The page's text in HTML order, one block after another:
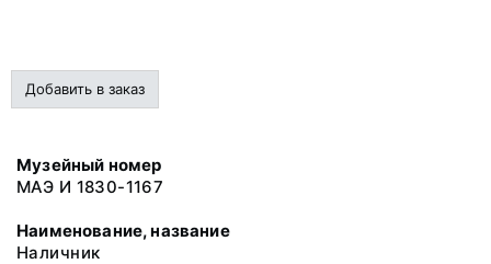
Добавить в заказ
Музейный номер
МАЭ И 1830-1167
Наименование, название
Наличник